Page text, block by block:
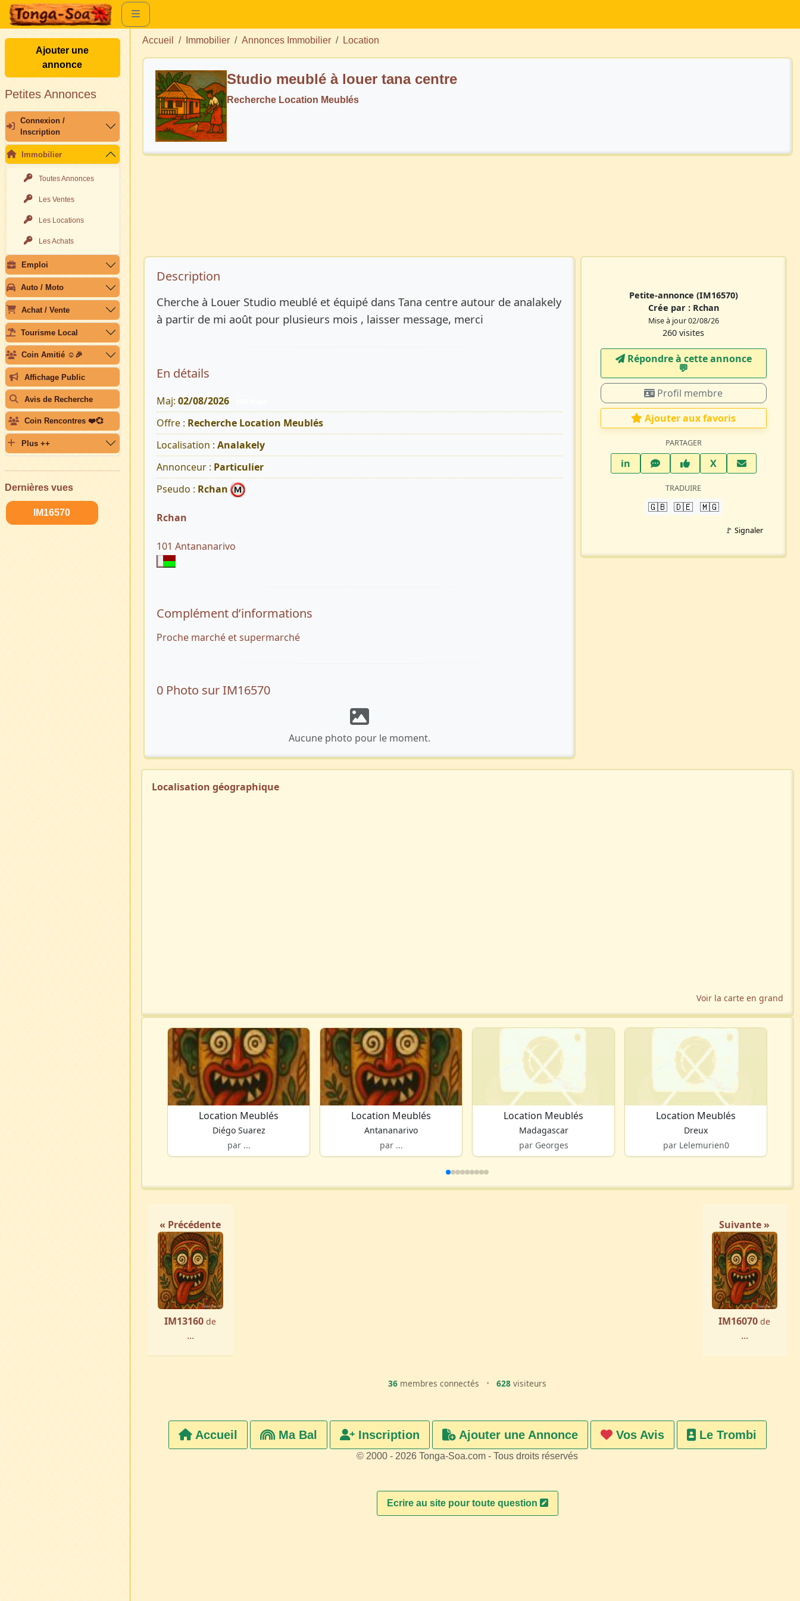
Ajouter une
annonce
Petites Annonces
Connexion /
Inscription
Immobilier
Toutes Annonces
Les Ventes
Les Locations
Les Achats
Emploi
Auto / Moto
Achat / Vente
Tourisme Local
Coin Amitié ☺️🎉
Affichage Public
Avis de Recherche
Coin Rencontres ❤️💞
Plus ++
Dernières vues
IM16570
Accueil Immobilier Annonces Immobilier Location
Studio meublé à louer tana centre
Recherche Location Meublés
Description de l’annonce
Description
Cherche à Louer Studio meublé et équipé dans Tana centre autour de analakely
à partir de mi août pour plusieurs mois , laisser message, merci
En détails
Maj: 02/08/2026
Offre : Recherche Location Meublés
Localisation : Analakely
Annonceur : Particulier
Pseudo : Rchan
Rchan
101 Antananarivo
Complément d’informations
Proche marché et supermarché
0 Photo sur IM16570
Aucune photo pour le moment.
Petite-annonce (IM16570)
Crée par : Rchan
Mise à jour 02/08/26
260 visites
Répondre à cette annonce
💬​
Profil membre
Ajouter aux favoris
PARTAGER
inLinkedInWhatsAppFacebook
XTwitter X
TRADUIRE
🇬🇧 🇩🇪 🇲🇬
🚩 Signaler
Localisation géographique
Voir la carte en grand
Location Meublés
Diégo Suarez
par ...
Location Meublés
Antananarivo
par ...
Location Meublés
Madagascar
par Georges
Location Meublés
Dreux
par Lelemurien0
« Précédente
IM13160 de
...
Suivante »
IM16070 de
...
36 membres connectés • 628 visiteurs
Accueil Ma Bal Inscription Ajouter une Annonce Vos Avis Le Trombi
© 2000 - 2026 Tonga-Soa.com - Tous droits réservés
Ecrire au site pour toute question